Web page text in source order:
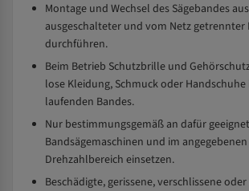
Montage und Wechsel des Sägebandes
ausgeschalteter und vom Netz getrennter
durchführen.
Beim Betrieb Schutzbrille und
lose Kleidung, Schmuck oder Handschuhe
laufenden Bandes.
Nur bestimmungsgemäß an dafür
Bandsägemaschinen und im angegebenen
Drehzahlbereich einsetzen.
Beschädigte, gerissene, verschlissene